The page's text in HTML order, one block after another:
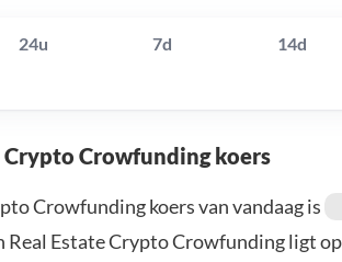
24u 7d 14d
Crypto Crowfunding koers
Crowfunding koers van vandaag is
Real Estate Crypto Crowfunding ligt op